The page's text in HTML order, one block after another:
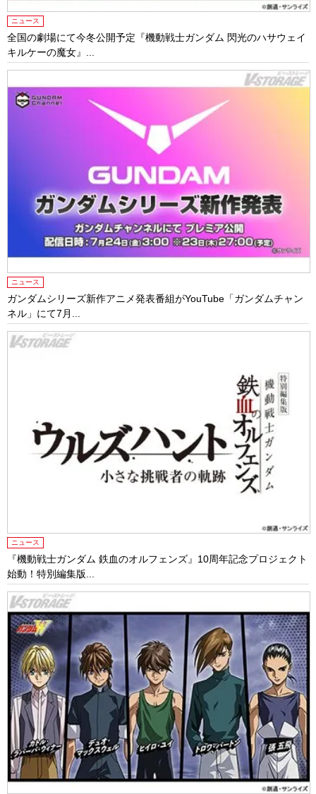
ニュース
全国の劇場にて今冬公開予定『機動戦士ガンダム 閃光のハサウェイ
キルケーの魔女』...
ニュース
ガンダムシリーズ新作アニメ発表番組がYouTube「ガンダムチャン
ネル」にて7月...
ニュース
『機動戦士ガンダム 鉄血のオルフェンズ』10周年記念プロジェクト
始動！特別編集版...